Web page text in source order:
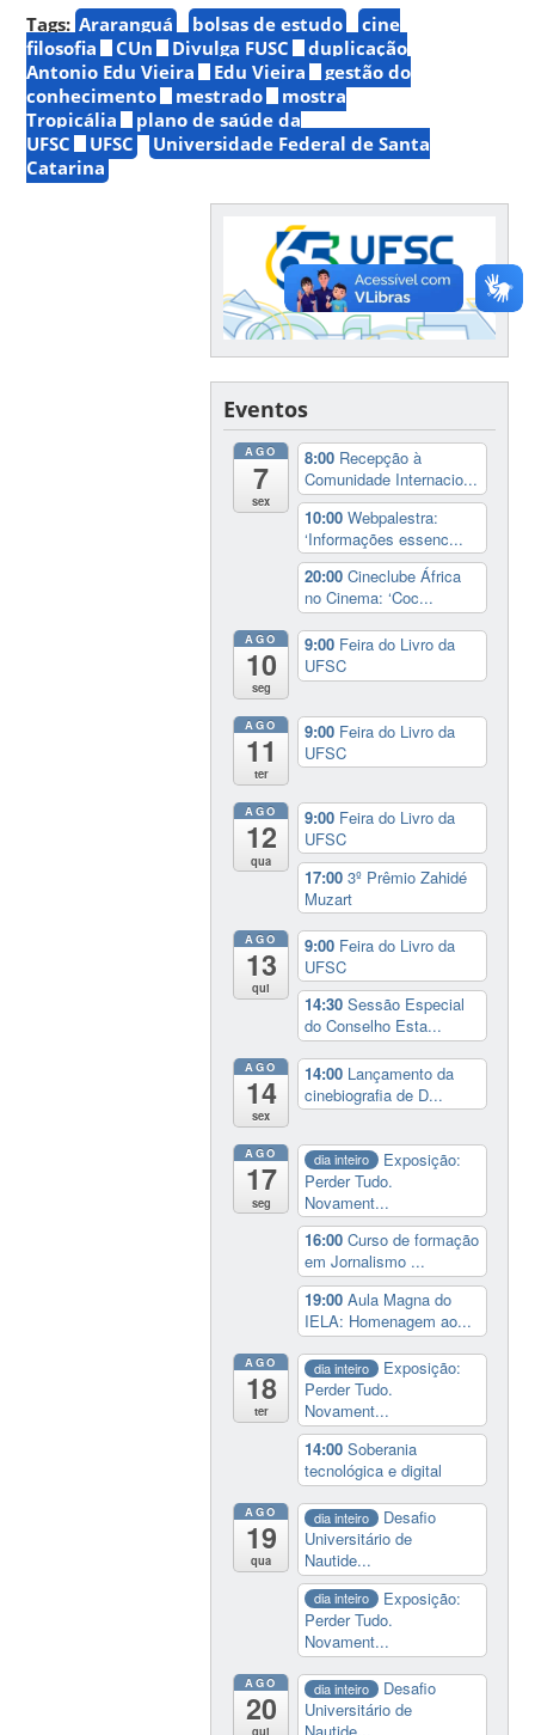
Tags: Araranguá bolsas de estudo
cine
filosofia
CUn Divulga FUSC
duplicação
Antonio Edu Vieira
Edu Vieira
gestão do
conhecimento
mestrado
mostra
Tropicália
plano de saúde da
UFSC
UFSC
Universidade Federal de Santa
Catarina
Eventos
AGO
7
sex
8:00 Recepção à
Comunidade Internacio...
10:00Webpalestra:
‘Informações essenc...
20:00Cineclube África
no Cinema: ‘Coc...
AGO
10
seg
9:00 Feira do Livro da
UFSC
AGO
11
ter
9:00 Feira do Livro da
UFSC
AGO
12
qua
9:00 Feira do Livro da
UFSC
17:003º Prêmio Zahidé
Muzart
AGO
13
qui
9:00 Feira do Livro da
UFSC
14:30Sessão Especial
do Conselho Esta...
AGO
14
sex
14:00 Lançamento da
cinebiografia de D...
AGO
17
seg
dia inteiro
Exposição:
Perder Tudo.
Novament...
16:00Curso de formação
em Jornalismo ...
19:00Aula Magna do
IELA: Homenagem ao...
AGO
18
ter
dia inteiro
Exposição:
Perder Tudo.
Novament...
14:00Soberania
tecnológica e digital
AGO
19
qua
dia inteiro
Desafio
Universitário de
Nautide...
dia inteiro
Exposição:
Perder Tudo.
Novament...
AGO
20
qui
dia inteiro
Desafio
Universitário de